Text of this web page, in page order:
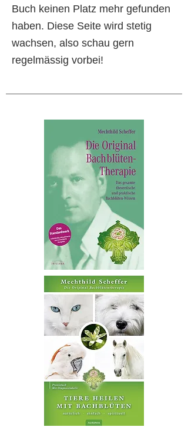
Buch keinen Platz mehr gefunden
haben. Diese Seite wird stetig
wachsen, also schau gern
regelmässig vorbei!